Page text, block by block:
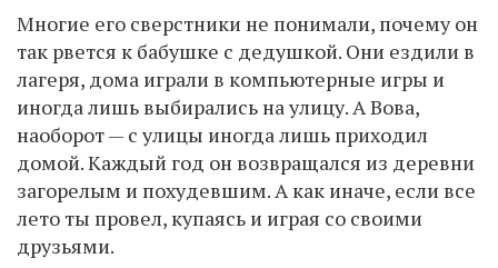
Многие его сверстники не понимали, почему он
так рвется к бабушке с дедушкой. Они ездили в
лагеря, дома играли в компьютерные игры и
иногда лишь выбирались на улицу. А Вова,
наоборот — с улицы иногда лишь приходил
домой. Каждый год он возвращался из деревни
загорелым и похудевшим. А как иначе, если все
лето ты провел, купаясь и играя со своими
друзьями.